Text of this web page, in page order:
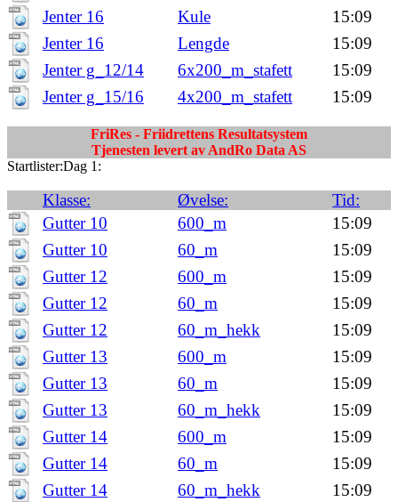
Jenter 16
Kule
15:09
Jenter 16
Lengde
15:09
Jenter g_12/14
6x200_m_stafett
15:09
Jenter g_15/16
4x200_m_stafett 15:09
FriRes - Friidrettens Resultatsystem
Tjenesten levert av AndRo Data AS
Startlister:Dag 1:
Klasse: Øvelse:
Tid:
Gutter 10
600_m
15:09
Gutter 10
60_m
15:09
Gutter 12
600_m
15:09
Gutter 12
60_m
15:09
Gutter 12
60_m_hekk
15:09
Gutter 13
600_m
15:09
Gutter 13
60_m
15:09
Gutter 13
60_m_hekk
15:09
Gutter 14
600_m
15:09
Gutter 14
60_m
15:09
Gutter 14
60_m_hekk
15:09